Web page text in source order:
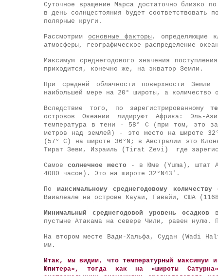
Суточное вращение Марса достаточно близко
в день солнцестояния будет соответствовать
полярные круги.
Рассмотрим основные факторы , определяющие
атмосферы, географическое распределение
Максимум среднегодового значения
приходится, конечно же, на экватор Земли.
При средней облачности поверхности
наибольшей мере на 20° широты, а количество
Вследствие того, по зарегистрированному
островов Океании лидируют Африка:
температура в тени - 58° С (при том, это
метров над землей) - это место на широте
(57° С) на широте 36°N; в Австралии это
Тират Зеви, Израиль (Tirat Zevi) где
Самое солнечное место - в Юме (Yuma), штат
4000 часов). Это на широте 32°N43'.
Помаксимальному среднегодовому количеству
Ваиалеале на острове Кауаи, Гавайи, США
Минимальный среднегодовой уровень осадков
пустыне Атакама на севере Чили, равен
На втором месте Вади-Хальфа, Судан (Wadi
мм.
Итак, мы видим, что температурный максимум
Юпитера», тогда как на «широты